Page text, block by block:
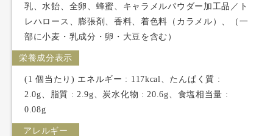
乳、水飴、全卵、蜂蜜、キャラメルパウダー加工品／ト
レハロース、膨張剤、香料、着色料（カラメル）、（一
部に小麦・乳成分・卵・大豆を含む）
栄養成分表示
(1 個当たり) エネルギー : 117kcal、たんぱく質 :
2.0g、脂質 : 2.9g、炭水化物 : 20.6g、食塩相当量 :
0.08g
アレルギー